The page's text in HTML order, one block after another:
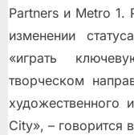
Partners и Metro 1.
изменении
«играть
творческом
художественного
City», – говорится